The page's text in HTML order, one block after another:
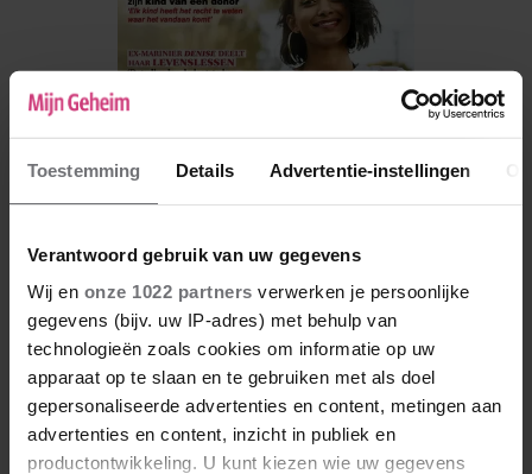
Toestemming Details Advertentie-instellingen
Verantwoord gebruik van uw gegevens
Wij en onze 1022 partners verwerken je persoonlijke
gegevens (bijv. uw IP-adres) met behulp van
technologieën zoals cookies om informatie op uw
apparaat op te slaan en te gebruiken met als doel
gepersonaliseerde advertenties en content, metingen aan
advertenties en content, inzicht in publiek en
productontwikkeling. U kunt kiezen wie uw gegevens
De nieuwe Mijn Geheim ligt nu in de winkel
Abonneren
Digitaal lezen
Los kopen